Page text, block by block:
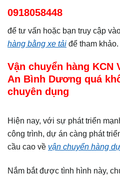
0918058448
để tư vấn hoặc bạn truy cập
hàng bằng xe tải để tham khảo.
Vận chuyển hàng KCN
An Bình Dương quá
chuyên dụng
Hiện nay, với sự phát triển
công trình, dự án càng phát
cầu cao về vận chuyển hàng
Nắm bắt được tình hình này,